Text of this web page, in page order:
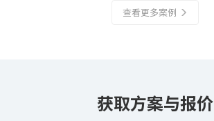
查看更多案例
获取方案与报价